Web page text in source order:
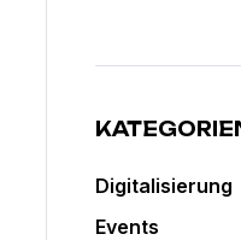
Digitalisierung
Events